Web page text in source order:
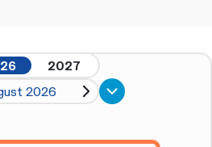
2027
2026